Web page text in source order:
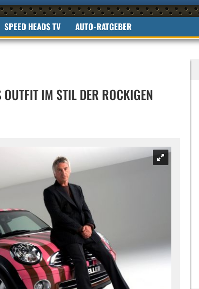
SPEED HEADS TV AUTO-RATGEBER
IM STIL DER ROCKIGEN